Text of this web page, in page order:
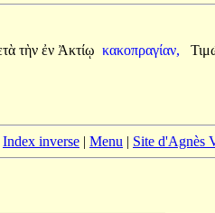
τὴν ἐν Ἀκτίῳ κακοπραγίαν,
Index inverse | Menu | Site d'Agnès